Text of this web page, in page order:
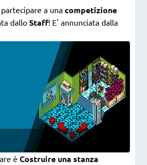
a una competizione
dallo Staff! E' annunciata dalla
è Costruire una stanza